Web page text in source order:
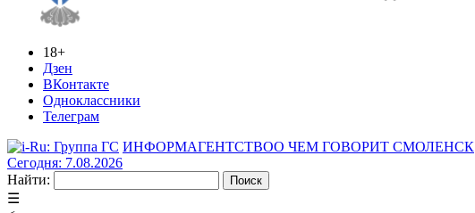
18+
Дзен
ВКонтакте
Одноклассники
Телеграм
ИНФОРМАГЕНТСТВОО ЧЕМ ГОВОРИТ СМОЛЕНСК
Сегодня: 7.08.2026
Найти:
☰